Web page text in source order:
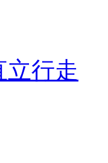
立行走